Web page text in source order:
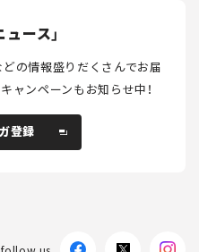
ース」
の情報盛りだくさんでお届
ャンペーンもお知らせ中！
登録